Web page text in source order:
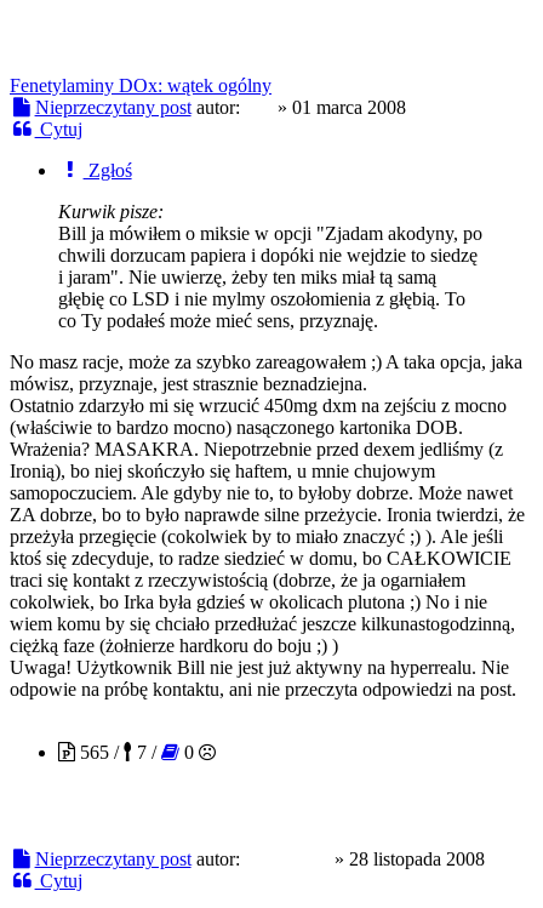
Fenetylaminy DOx: wątek ogólny
Nieprzeczytany post autor: » 01 marca 2008
Cytuj
Zgłoś
Kurwik pisze:
Bill ja mówiłem o miksie w opcji "Zjadam akodyny, po
chwili dorzucam papiera i dopóki nie wejdzie to siedzę
i jaram". Nie uwierzę, żeby ten miks miał tą samą
głębię co LSD i nie mylmy oszołomienia z głębią. To
co Ty podałeś może mieć sens, przyznaję.
No masz racje, może za szybko zareagowałem ;) A taka opcja, jaka
mówisz, przyznaje, jest strasznie beznadziejna.
Ostatnio zdarzyło mi się wrzucić 450mg dxm na zejściu z mocno
(właściwie to bardzo mocno) nasączonego kartonika DOB.
Wrażenia? MASAKRA. Niepotrzebnie przed dexem jedliśmy (z
Ironią), bo niej skończyło się haftem, u mnie chujowym
samopoczuciem. Ale gdyby nie to, to byłoby dobrze. Może nawet
ZA dobrze, bo to było naprawde silne przeżycie. Ironia twierdzi, że
przeżyła przegięcie (cokolwiek by to miało znaczyć ;) ). Ale jeśli
ktoś się zdecyduje, to radze siedzieć w domu, bo CAŁKOWICIE
traci się kontakt z rzeczywistością (dobrze, że ja ogarniałem
cokolwiek, bo Irka była gdzieś w okolicach plutona ;) No i nie
wiem komu by się chciało przedłużać jeszcze kilkunastogodzinną,
ciężką faze (żołnierze hardkoru do boju ;) )
Uwaga! Użytkownik Bill nie jest już aktywny na hyperrealu. Nie
odpowie na próbę kontaktu, ani nie przeczyta odpowiedzi na post.
565 /
7 / 0
Nieprzeczytany post autor: » 28 listopada 2008
Cytuj